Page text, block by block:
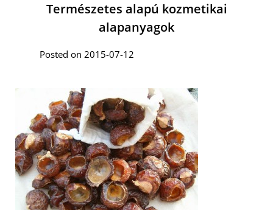
Természetes alapú kozmetikai
alapanyagok
Posted on 2015-07-12